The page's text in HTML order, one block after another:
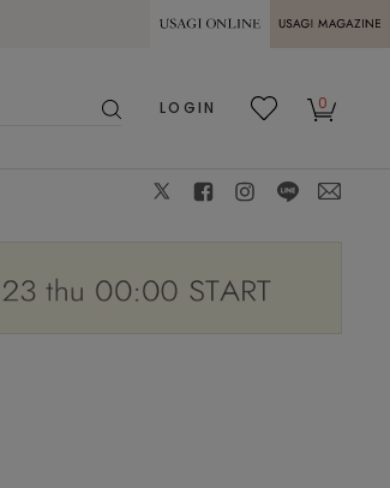
熊本県熊本地方を震源とする地震の影響に
MAGAZINE
LOGIN
0